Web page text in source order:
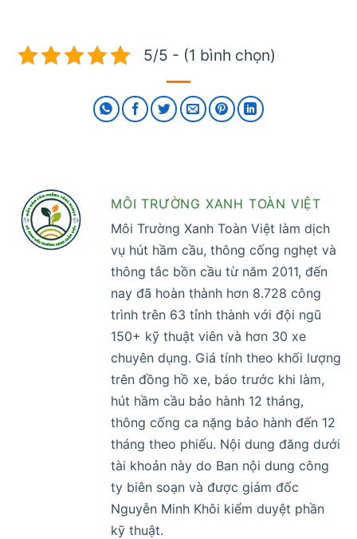
5/5 - (1 bình chọn)
MÔI TRƯỜNG XANH TOÀN VIỆT
Môi Trường Xanh Toàn Việt làm dịch
vụ hút hầm cầu, thông cống nghẹt và
thông tắc bồn cầu từ năm 2011, đến
nay đã hoàn thành hơn 8.728 công
trình trên 63 tỉnh thành với đội ngũ
150+ kỹ thuật viên và hơn 30 xe
chuyên dụng. Giá tính theo khối lượng
trên đồng hồ xe, báo trước khi làm,
hút hầm cầu bảo hành 12 tháng,
thông cống ca nặng bảo hành đến 12
tháng theo phiếu. Nội dung đăng dưới
tài khoản này do Ban nội dung công
ty biên soạn và được giám đốc
Nguyễn Minh Khôi kiểm duyệt phần
kỹ thuật.